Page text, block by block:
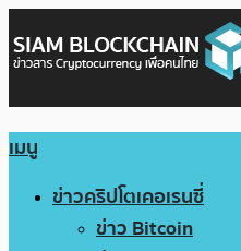
เมนู
ข่าวคริปโตเคอเรนซี่
ข่าว Bitcoin